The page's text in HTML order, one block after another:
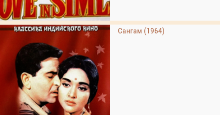
Сангам (1964)